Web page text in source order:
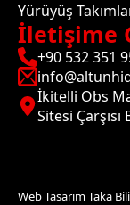
Yürüyüş
İletişime
+90 532 351
İkitelli Obs
Sitesi
Web Tasarım Taka